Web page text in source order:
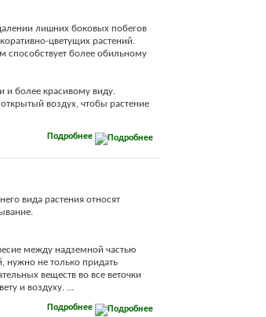
лишних боковых побегов
цветущих растений.
способствует более обильному
и более красивому виду.
воздух, чтобы растение
Подробнее
вида растения относят
между надземной частью
нужно не только придать
веществ во все веточки
и воздуху. ...
Подробнее